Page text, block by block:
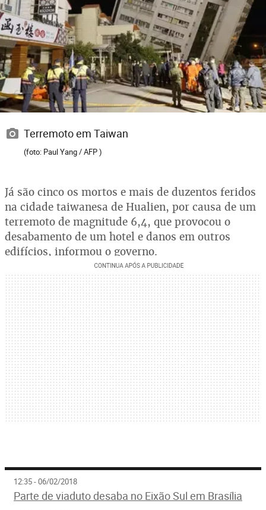
Terremoto em Taiwan
(foto: Paul Yang / AFP )
Já são cinco os mortos e mais de duzentos feridos
na cidade taiwanesa de Hualien, por causa de um
terremoto de magnitude 6,4, que provocou o
desabamento de um hotel e danos em outros
edifícios, informou o governo.
12:35 - 06/02/2018
Parte de viaduto desaba no Eixão Sul em Brasília